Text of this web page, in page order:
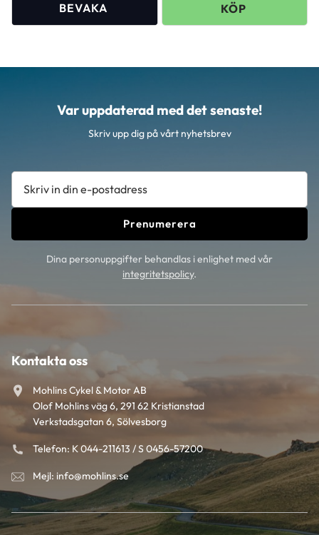
Var uppdaterad med det senaste!
Skriv upp dig på vårt nyhetsbrev
Prenumerera
Dina personuppgifter behandlas i enlighet med vår
integritetspolicy.
Kontakta oss
Mohlins Cykel & Motor AB
Olof Mohlins väg 6, 291 62 Kristianstad
Verkstadsgatan 6, Sölvesborg
Telefon: K 044-211613 / S 0456-57200
Mejl: info@mohlins.se